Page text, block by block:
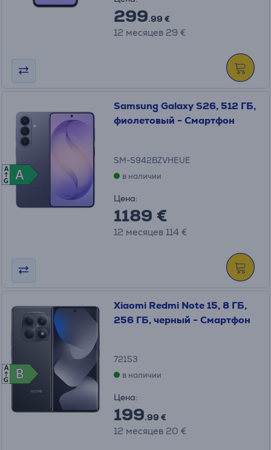
299.99 €
12 месяцев 29 €
A
A
A
G
Samsung Galaxy S26, 512 ГБ,
фиолетовый - Смартфон
SM-S942BZVHEUE
в наличии
Цена:
1189 €
12 месяцев 114 €
B
B
A
G
Xiaomi Redmi Note 15, 8 ГБ,
256 ГБ, черный - Смартфон
72153
в наличии
Цена:
199.99 €
12 месяцев 20 €